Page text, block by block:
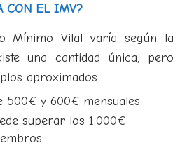
CON EL IMV?
Mínimo Vital varía según la
una cantidad única, pero
aproximados:
500€ y 600€ mensuales.
superar los 1.000€